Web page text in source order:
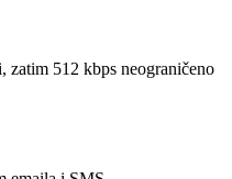
512 kbps neograničeno